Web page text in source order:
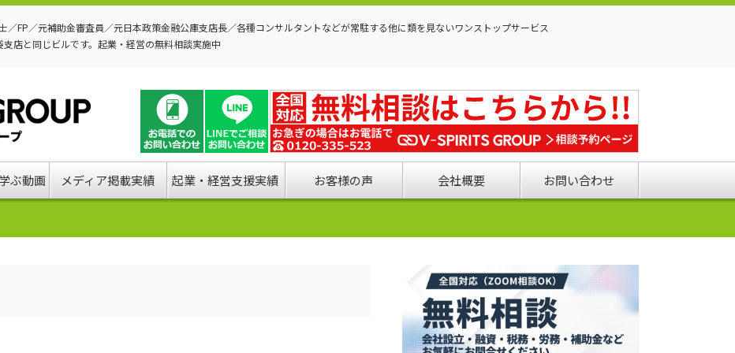
FP／元補助金審査員／元日本政策金融公庫支店長／各種コンサルタントなどが常駐する他に類を見ないワンストップサービス
店と同じビルです。起業・経営の無料相談実施中
ぶ動画 メディア掲載実績 起業・経営支援実績 お客様の声 会社概要 お問い合わせ